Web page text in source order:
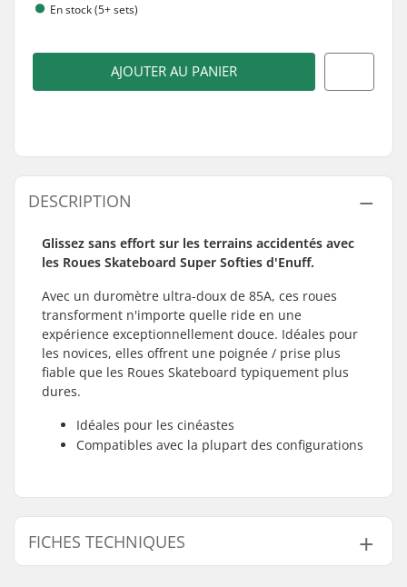
En stock (5+ sets)
AJOUTER AU PANIER
DESCRIPTION
Glissez sans effort sur les terrains accidentés avec
les Roues Skateboard Super Softies d'Enuff.
Avec un duromètre ultra-doux de 85A, ces roues
transforment n'importe quelle ride en une
expérience exceptionnellement douce. Idéales pour
les novices, elles offrent une poignée / prise plus
fiable que les Roues Skateboard typiquement plus
dures.
Idéales pour les cinéastes
Compatibles avec la plupart des configurations
FICHES TECHNIQUES